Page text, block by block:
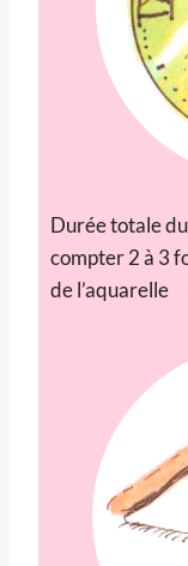
Durée totale
compter 2 à 3
de l’aquarelle